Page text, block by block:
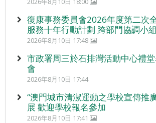
復康事務委員會2026年度第二次
服務十年行動計劃 跨部門協調小
2026年8月10日 17:48
市政署周三於石排灣活動中心禮
會
2026年8月10日 17:44
“澳門城市清潔運動之學校宣傳推
展 歡迎學校報名參加
2026年8月10日 17:41